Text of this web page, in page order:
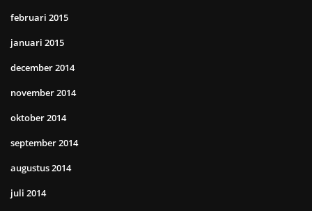
februari 2015
januari 2015
december 2014
november 2014
oktober 2014
september 2014
augustus 2014
juli 2014